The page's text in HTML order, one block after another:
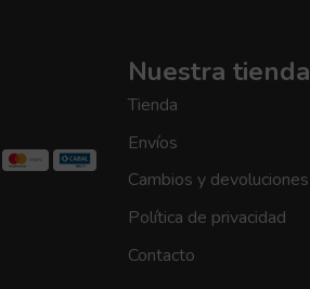
Nuestra tienda
Tienda
Envíos
Cambios y devoluciones
Política de privacidad
Contacto